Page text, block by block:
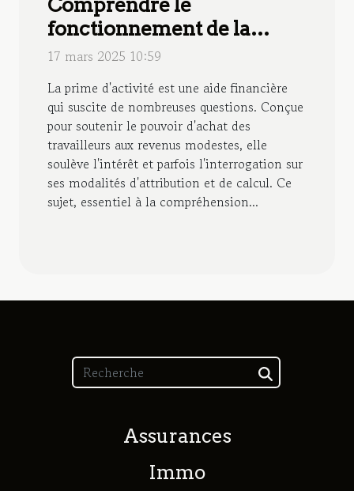
Comprendre le
fonctionnement de la
prime d'activité de la Caf
17 mars 2025 10:59
La prime d'activité est une aide financière
qui suscite de nombreuses questions. Conçue
pour soutenir le pouvoir d'achat des
travailleurs aux revenus modestes, elle
soulève l'intérêt et parfois l'interrogation sur
ses modalités d'attribution et de calcul. Ce
sujet, essentiel à la compréhension...
Assurances
Immo